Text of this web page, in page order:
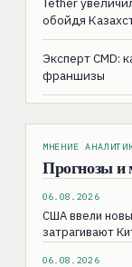
обойдя
Эксперт CMD:
франшизы
МНЕНИЕ
Прогнозы и
06.08.2026
США ввели
затрагивают
06.08.2026